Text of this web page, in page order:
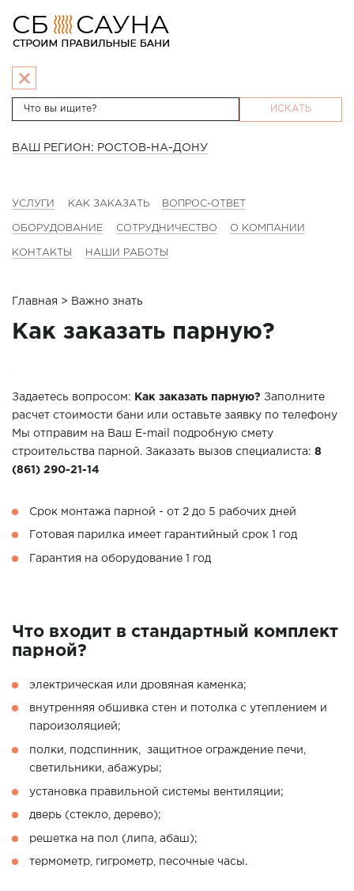
ИСКАТЬ
ВАШ РЕГИОН: РОСТОВ-НА-ДОНУ
УСЛУГИ КАК ЗАКАЗАТЬ ВОПРОС-ОТВЕТ
ОБОРУДОВАНИЕ СОТРУДНИЧЕСТВО О КОМПАНИИ
КОНТАКТЫ НАШИ РАБОТЫ
Главная > Важно знать
Как заказать парную?
Задаетесь вопросом: Как заказать парную? Заполните
расчет стоимости бани или оставьте заявку по телефону
Мы отправим на Ваш E-mail подробную смету
строительства парной. Заказать вызов специалиста: 8
(861) 290-21-14
Срок монтажа парной - от 2 до 5 рабочих дней
Готовая парилка имеет гарантийный срок 1 год
Гарантия на оборудование 1 год
Что входит в стандартный комплект
парной?
электрическая или дровяная каменка;
внутренняя обшивка стен и потолка с утеплением и
пароизоляцией;
полки, подспинник, защитное ограждение печи,
светильники, абажуры;
установка правильной системы вентиляции;
дверь (стекло, дерево);
решетка на пол (липа, абаш);
термометр, гигрометр, песочные часы.